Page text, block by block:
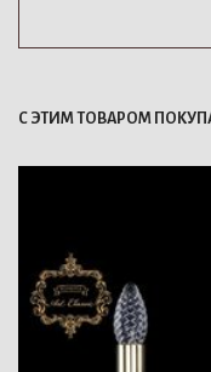
С ЭТИМ ТОВАРОМ